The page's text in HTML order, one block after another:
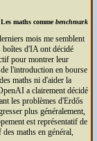
maths commebenchmark
mois me semblent
boîtes d'IAont décidé
pour montrer leur
l'introduction en bourse
maths ni d'aider la
AIa clairement décidé
les problèmes d'Erdős
plus généralement,
est représentatif de
maths en général,